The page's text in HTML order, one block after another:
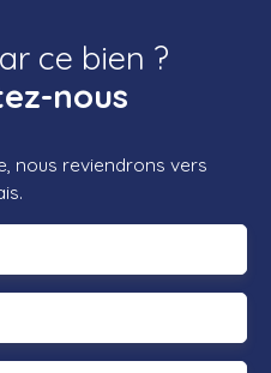
ce bien ?
nous
nous reviendrons vers